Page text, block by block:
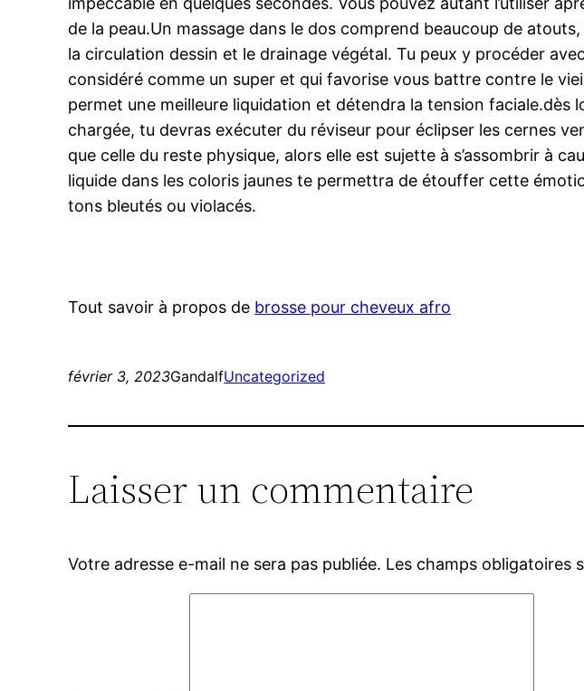
de la peau.Un massage dans le dos comprend beaucoup de
la circulation dessin et le drainage végétal. Tu peux y procéder
considéré comme un super et qui favorise vous battre contre le
permet une meilleure liquidation et détendra la tension faciale.dès
chargée, tu devras exécuter du réviseur pour éclipser les cernes
que celle du reste physique, alors elle est sujette à s’assombrir à
liquide dans les coloris jaunes te permettra de étouffer cette
tons bleutés ou violacés.
Tout savoir à propos de brosse pour cheveux afro
février 3, 2023GandalfUncategorized
Laisser un commentaire
Votre adresse e-mail ne sera pas publiée. Les champs obligatoires